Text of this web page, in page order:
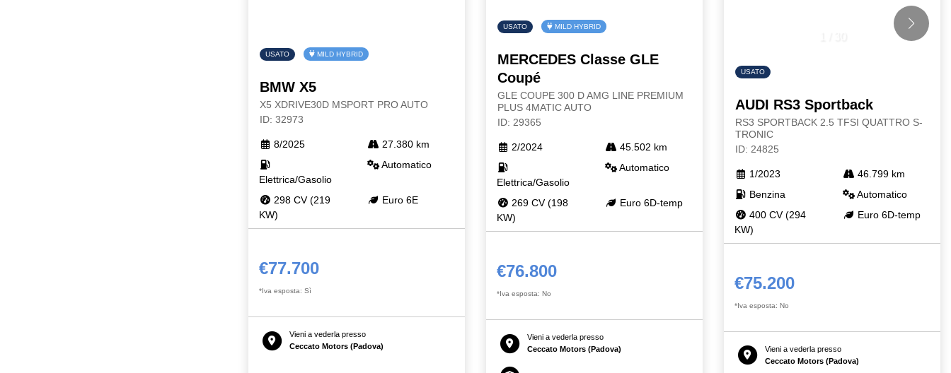
USATO MILD HYBRID
BMW X5
X5 XDRIVE30D MSPORT PRO AUTO
ID: 32973
8/2025 27.380 km
Elettrica/Gasolio
Automatico
298 CV (219
KW)
Euro 6E
€77.700
*Iva esposta: Sì
Vieni a vederla presso
Ceccato Motors (Padova)
USATO MILD HYBRID
MERCEDES Classe GLE
Coupé
GLE COUPE 300 D AMG LINE PREMIUM
PLUS 4MATIC AUTO
ID: 29365
2/2024 45.502 km
Elettrica/Gasolio
Automatico
269 CV (198
KW)
Euro 6D-temp
€76.800
*Iva esposta: No
Vieni a vederla presso
Ceccato Motors (Padova)
USATO
AUDI RS3 Sportback
RS3 SPORTBACK 2.5 TFSI QUATTRO S-
TRONIC
ID: 24825
1/2023
46.799 km
Benzina
Automatico
400 CV (294
KW)
Euro 6D-temp
€75.200
*Iva esposta: No
Vieni a vederla presso
Ceccato Motors (Padova)